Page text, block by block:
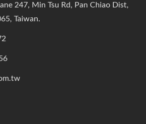
247, Min Tsu Rd, Pan Chiao Dist,
Taiwan.